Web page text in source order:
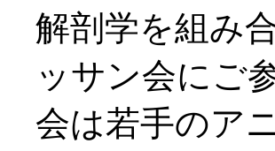
解剖学を組み
ッサン会にご
会は若手のア